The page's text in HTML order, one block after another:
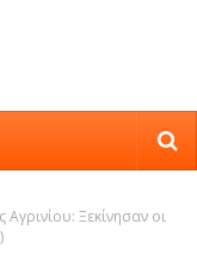
Ξεκίνησαν οι